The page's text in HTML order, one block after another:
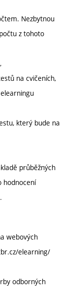
Nezbytnou
z tohoto
na cvičeních,
který bude na
průběžných
hodnocení
webových
elearning/
odborných